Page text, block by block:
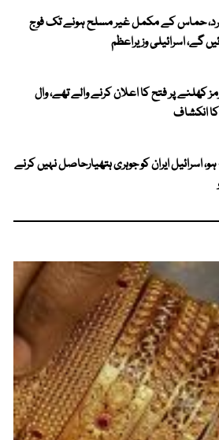
حماس کے مکمل غیر مسلح ہونے تک فوج
گے، اسرائیلی وزیراعظم
کھلنے پر فتح کا اعلان کرنے والے تھے، وال
انکشاف
ہو، اسرائیل ایران کو جوہری ہتھیارحاصل نہیں کرنے